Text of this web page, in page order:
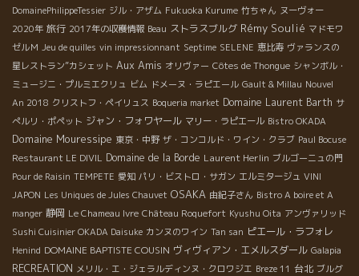
DomainePhilippeTessier ジル・アザム Fukuoka Kurume 竹ちゃん ヌーヴォー
2020年 旅行 2017年の収穫情報 Beau ストラスブルグ Rémy Soulié マドモワ
ゼルＭ Jeu de quilles vin impressionnant Septime SELENE 恵比寿 ヴァランスの
星レストラン”カシェット Aux Amis オリヴァー Côtes de Thongue シャンボル・
ミュージニ・プルミエクリュ ビム ドメーヌ・ラピエール Gault & Millau Nouvel
An 2018 クリストフ・ペイリュス Boqueria market Domaine Laurent Barth サ
ぺルリ・ポペット ジャン・フォワヤール マリー・ラピエール Bistro OKADA
Domaine Mouressipe 東京・中野 ザ・コンコルド・ワイン・クラブ Paul Bocuse
Restaurant LE DIVIL Domaine de la Borde Laurent Herlin ブルゴーニュの門
Pour de Raisin TEMPETE 愛知 パリ・ビストロ・サガン エルミタージュ VINI
JAPON Les Uniques de Jules Chauvet OSAKA 由紀子さん Bistro A boire et A
manger 静岡 Le Chameau Ivre Château Roquefort Kyushu Oita アンヴァリッド
Sushi Cuisinier OKADA Daisuke カンヌのワイン Tan san ピエール・ラフォレ
Henind DOMAINE BAPTISTE COUSIN ヴィヴィアン・エメルスダール Galapia
RECREATION メリル・エ・ジェラルディンヌ・クロワジエ Breze 11 台北 ブルグ